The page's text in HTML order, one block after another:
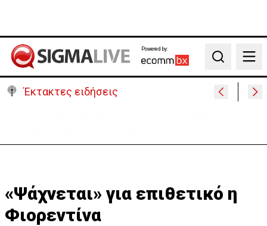
Powered by:
Search
Έκτακτες ειδήσεις
«Ψάχνεται» για επιθετικό η
Φιορεντίνα